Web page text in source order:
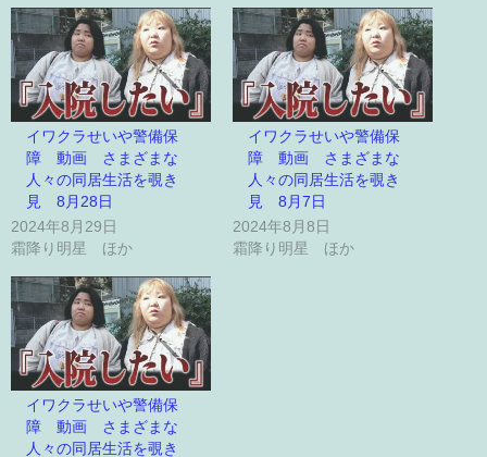
イワクラせいや警備保
障 動画 さまざまな
人々の同居生活を覗き
見 8月28日
2024年8月29日
霜降り明星 ほか
イワクラせいや警備保
障 動画 さまざまな
人々の同居生活を覗き
見 8月7日
2024年8月8日
霜降り明星 ほか
イワクラせいや警備保
障 動画 さまざまな
人々の同居生活を覗き